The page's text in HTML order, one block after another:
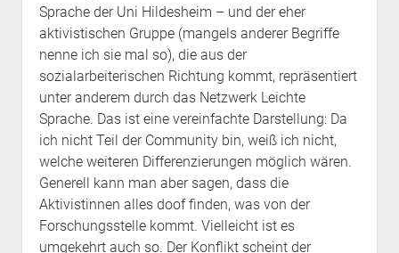
Sprache der Uni Hildesheim – und der eher
aktivistischen Gruppe (mangels anderer Begriffe
nenne ich sie mal so), die aus der
sozialarbeiterischen Richtung kommt, repräsentiert
unter anderem durch das Netzwerk Leichte
Sprache. Das ist eine vereinfachte Darstellung: Da
ich nicht Teil der Community bin, weiß ich nicht,
welche weiteren Differenzierungen möglich wären.
Generell kann man aber sagen, dass die
Aktivistinnen alles doof finden, was von der
Forschungsstelle kommt. Vielleicht ist es
umgekehrt auch so. Der Konflikt scheint der